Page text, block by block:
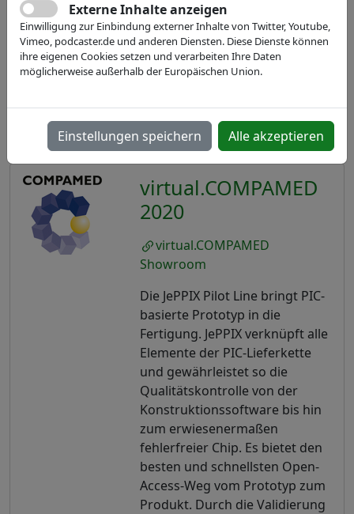
virtual.COMPAMED
2020
virtual.COMPAMED
Showroom
Die JePPIX Pilot Line bringt PIC-
basierte Prototyp in die
Fertigung. JePPIX verknüpft alle
Elemente der PIC-Lieferkette
und gewährleistet so die
Qualitätskontrolle von der
Konstruktionssoftware bis hin
zum erwiesenermaßen
fehlerfreier Chip. Es bietet den
besten und schnellsten Open-
Access-Weg vom Prototyp zum
Produkt. Durch die Validierung
Externe Inhalte anzeigen
Einwilligung zur Einbindung externer Inhalte von Twitter, Youtube,
Vimeo, podcaster.de und anderen Diensten. Diese Dienste können
ihre eigenen Cookies setzen und verarbeiten Ihre Daten
möglicherweise außerhalb der Europäischen Union.
Einstellungen speichern Alle akzeptieren